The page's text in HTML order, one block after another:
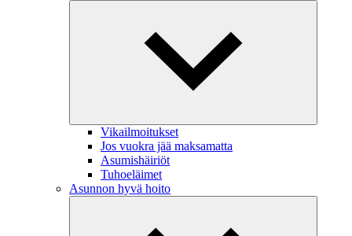
Vikailmoitukset
Jos vuokra jää maksamatta
Asumishäiriöt
Tuhoeläimet
Asunnon hyvä hoito